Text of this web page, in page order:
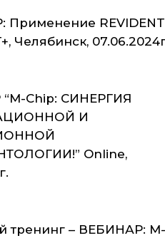
Челябинск,
Chip: СИНЕРГИЯ
И
Online,
тренинг – ВЕБИНАР: M-